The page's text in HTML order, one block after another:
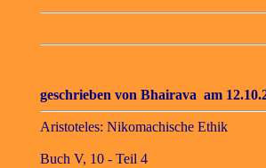
geschrieben von Bhairavaam
Aristoteles: Nikomachische Ethik
Buch V, 10 - Teil 4